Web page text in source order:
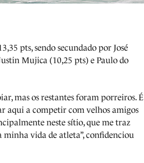
pts, sendo secundado por José
Mujica (10,25 pts) e Paulo do
mas os restantes foram porreiros. É
aqui a competir com velhos amigos
neste sítio, que me traz
minha vida de atleta”, confidenciou